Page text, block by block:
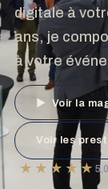
digitale à
ans, je
à votre
▶ Voir la
Voir les
★★★★★